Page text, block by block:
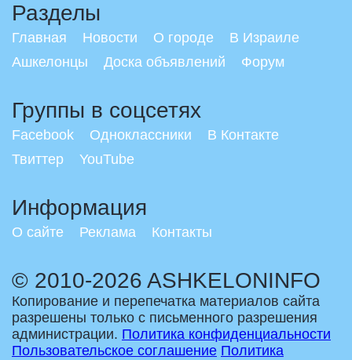
Разделы
Главная Новости О городе
В Израиле
Ашкелонцы
Доска объявлений Форум
Группы в соцсетях
Facebook Одноклассники
В Контакте
Твиттер
YouTube
Информация
О сайте Реклама Контакты
© 2010-2026 ASHKELONINFO
Копирование и перепечатка материалов сайта
разрешены только с письменного разрешения
администрации. Политика конфиденциальности
Пользовательское соглашение Политика